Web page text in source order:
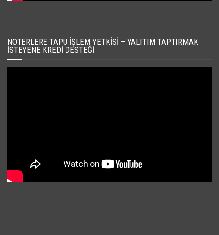
NOTERLERE TAPU İŞLEM YETKISI – YALITIM TAPTIRMAK
İSTEYENE KREDI DESTEĞI